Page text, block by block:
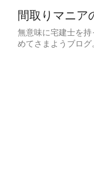
間取りマニア
無意味に宅建士を
めてさまようブログ